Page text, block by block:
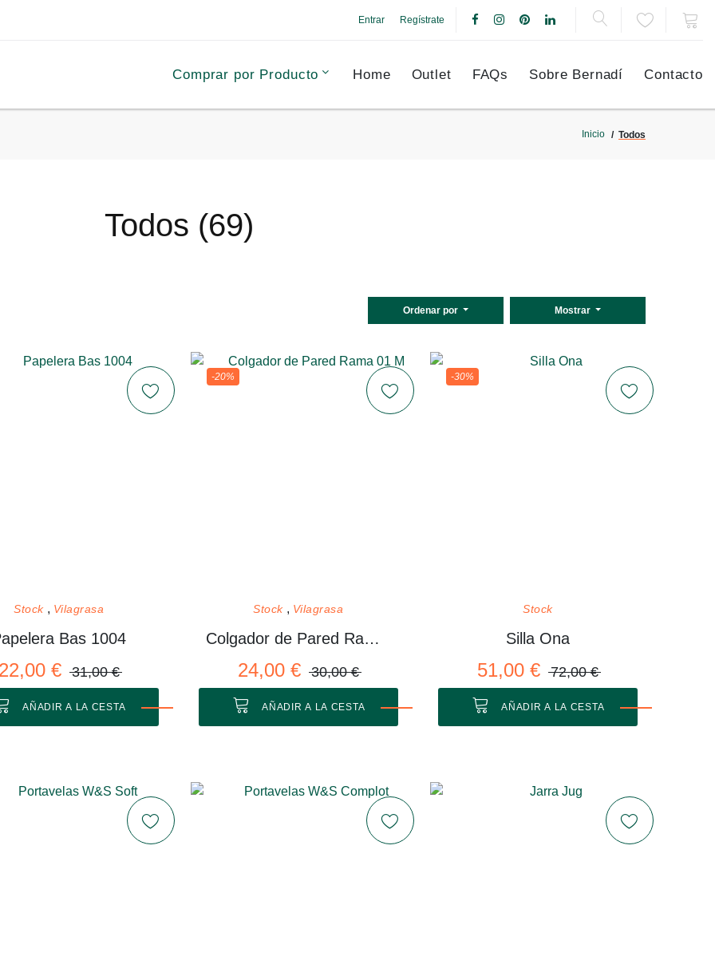
Entrar Regístrate
Comprar por Producto Home Outlet FAQs Sobre Bernadí Contacto
Inicio Todos
Todos (69)
Ordenar por Mostrar
Stock Vilagrasa
Bas 1004
€ 31,00 €
AÑADIR A LA CESTA
-20%
Stock Vilagrasa
Colgador de Pared Rama 01 M
24,00 € 30,00 €
AÑADIR A LA CESTA
-30%
Stock
Silla Ona
51,00 € 72,00 €
AÑADIR A LA CESTA